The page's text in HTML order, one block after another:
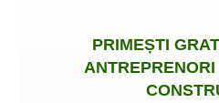
PRIMEȘTI